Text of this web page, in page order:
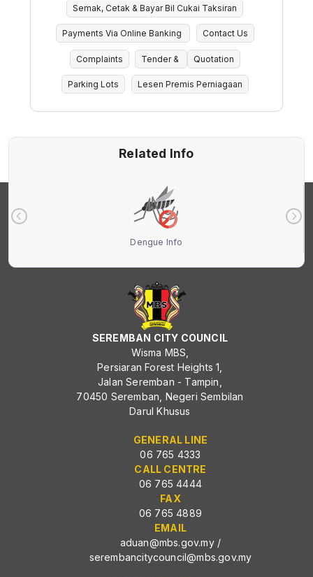
Semak, Cetak & Bayar Bil Cukai Taksiran
Payments Via Online Banking Contact Us
Complaints Tender & Quotation
Parking Lots Lesen Premis Perniagaan
Related Info
Dengue Info
SEREMBAN CITY COUNCIL
Wisma MBS,
Persiaran Forest Heights 1,
Jalan Seremban - Tampin,
70450 Seremban, Negeri Sembilan
Darul Khusus
GENERAL LINE
06 765 4333
CALL CENTRE
06 765 4444
FAX
06 765 4889
EMAIL
aduan@mbs.gov.my/
serembancitycouncil@mbs.gov.my